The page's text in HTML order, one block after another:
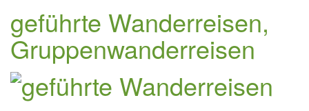
geführte Wanderreisen,
Gruppenwanderreisen